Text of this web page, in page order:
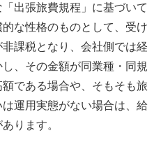
出張旅費規程」に基づいて
な性格のものとして、受け
課税となり、会社側では経
、その金額が同業種・同規
である場合や、そもそも旅
運用実態がない場合は、給
ります。